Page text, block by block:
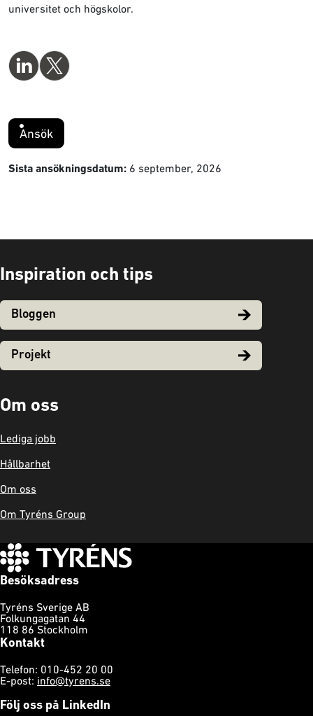
universitet och högskolor.
Ansök
Sista ansökningsdatum: 6 september, 2026
Inspiration och tips
Bloggen
Projekt
Om oss
Lediga jobb
Hållbarhet
Om oss
Om Tyréns Group
Besöksadress
Tyréns Sverige AB
Folkungagatan 44
118 86 Stockholm
Kontakt
Telefon: 010-452 20 00
E-post: info@tyrens.se
Följ oss på LinkedIn